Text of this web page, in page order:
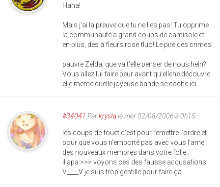
Haha!
Mais j'ai la preuve que tu ne l'es pas! Tu opprime
la communauté a grand coups de camisole et
en plus, des a fleurs rose fluo! Le pire des crimes!
pauvre Zelda, que va t'elle penser de nous hein?
Vous allez lui faire peur avant qu'ellene découvre
elle meme quelle joyeuse bande se cache ici....
#34041 Parkrystale mer 02/08/2006 à 0h15
les coups de fouet c'est pour remettre l'ordre et
pour que vous n'emporté pas avec vous l'ame
des nouveaux membres dans votre folie .
illapa >>> voyons ces des fausse accusations
V____V je suis trop gentille pour faire ça .